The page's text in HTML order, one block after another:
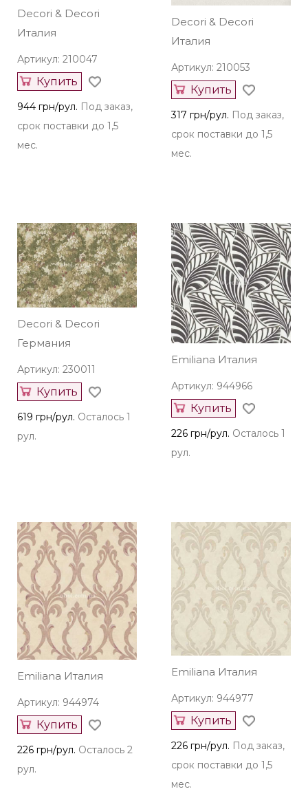
Decori & Decori
Италия
Артикул: 210047
Купить
944 грн/рул. Под заказ,
срок поставки до 1,5
мес.
Decori & Decori
Италия
Артикул: 210053
Купить
317 грн/рул. Под заказ,
срок поставки до 1,5
мес.
Decori & Decori
Германия
Артикул: 230011
Купить
619 грн/рул. Осталось 1
рул.
Emiliana Италия
Артикул: 944966
Купить
226 грн/рул. Осталось 1
рул.
Emiliana Италия
Артикул: 944974
Купить
226 грн/рул. Осталось 2
рул.
Emiliana Италия
Артикул: 944977
Купить
226 грн/рул. Под заказ,
срок поставки до 1,5
мес.